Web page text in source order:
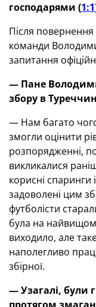
господарями (1:1
Після
команди
запитання
— Пане
збору в
— Нам багато
змогли оцінити
розпорядженні,
викликалися
корисні
задоволені цим
футболісти
була на
виходило, але
наполегливо
збірної.
— Узагалі, були